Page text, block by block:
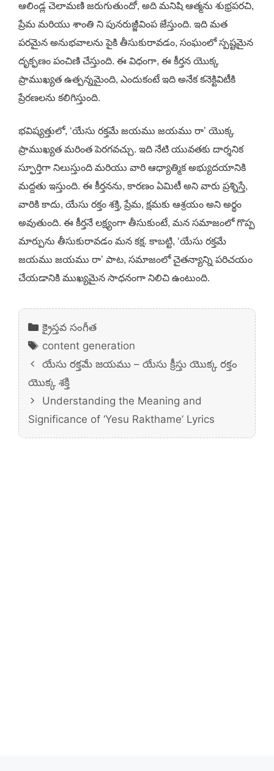
ఆలిండ్ల చెలామణి జరుగుతుందో, అది మనిషి ఆత్మను శుభ్రపరచి,
ప్రేమ మరియు శాంతి ని పునరుజ్జీవింప జేస్తుంది. ఇది మత
పరమైన అనుభవాలను పైకి తీసుకురావడం, సంఘంలో స్పష్టమైన
దృక్ఫణం పంచిణి చేస్తుంది. ఈ విధంగా, ఈ కీర్తన యొక్క
ప్రాముఖ్యత ఉత్పన్నమైంది, ఎందుకంటే ఇది అనేక కనెక్టివిటీకి
ప్రేరణలను కలిగిస్తుంది.
భవిష్యత్తులో, ‘యేసు రక్తమే జయము జయము రా’ యొక్క
ప్రాముఖ్యత మరింత పెరగవచ్చు. ఇది నేటి యువతకు దార్శనిక
స్ఫూర్తిగా నిలుస్తుంది మరియు వారి ఆధ్యాత్మిక అభ్యుదయానికి
మద్దతు ఇస్తుంది. ఈ కీర్తనను, కారణం ఏమిటీ అని వారు ప్రశ్నిస్తే,
వారికి కాదు, యేసు రక్తం శక్తి, ప్రేమ, క్షమకు ఆశ్రయం అని అర్థం
అవుతుంది. ఈ కీర్తనే లక్ష్యంగా తీసుకుంటే, మన సమాజంలో గొప్ప
మార్పును తీసుకురావడం మన కక్ష. కాబట్టి, ‘యేసు రక్తమే
జయము జయము రా’ పాట, సమాజంలో చైతన్యాన్ని పరిచయం
చేయడానికి ముఖ్యమైన సాధనంగా నిలిచి ఉంటుంది.
Categories
క్రైస్తవ సంగీత
Tags
content generation
యేసు రక్తమే జయము – యేసు క్రీస్తు యొక్క రక్తం
యొక్క శక్తి
Understanding the Meaning and
Significance of ‘Yesu Rakthame’ Lyrics